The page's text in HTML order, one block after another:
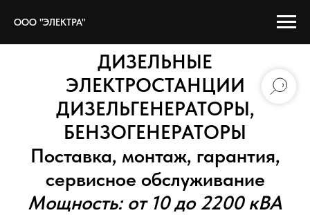
ООО "ЭЛЕКТРА"
ООО"Электра"
ДИЗЕЛЬНЫЕ
ЭЛЕКТРОСТАНЦИИ
ДИЗЕЛЬГЕНЕРАТОРЫ,
БЕНЗОГЕНЕРАТОРЫ
Поставка, монтаж, гарантия,
сервисное обслуживание
Мощность: от 10 до 2200 кВА